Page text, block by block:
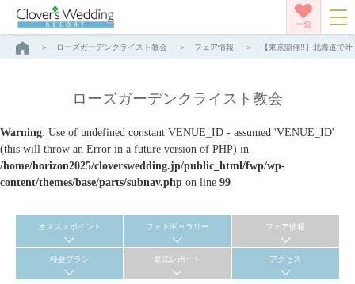
一覧
ローズガーデンクライスト教会 フェア情報 【東京開催!!】北海道で
ローズガーデンクライスト教会
Warning: Use of undefined constant VENUE_ID - assumed 'VENUE_ID'
(this will throw an Error in a future version of PHP) in
/home/horizon2025/cloverswedding.jp/public_html/fwp/wp-
content/themes/base/parts/subnav.php on line 99
オススメポイント フォトギャラリー フェア情報
料金プラン 挙式レポート アクセス